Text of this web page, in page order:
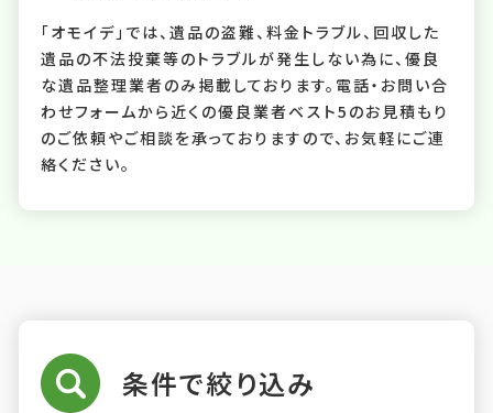
「オモイデ」では、遺品の盗難、料金トラブル、回収した
遺品の不法投棄等のトラブルが発生しない為に、優良
な遺品整理業者のみ掲載しております。電話・お問い合
わせフォームから近くの優良業者ベスト5のお見積もり
のご依頼やご相談を承っておりますので、お気軽にご連
絡ください。
条件で絞り込み